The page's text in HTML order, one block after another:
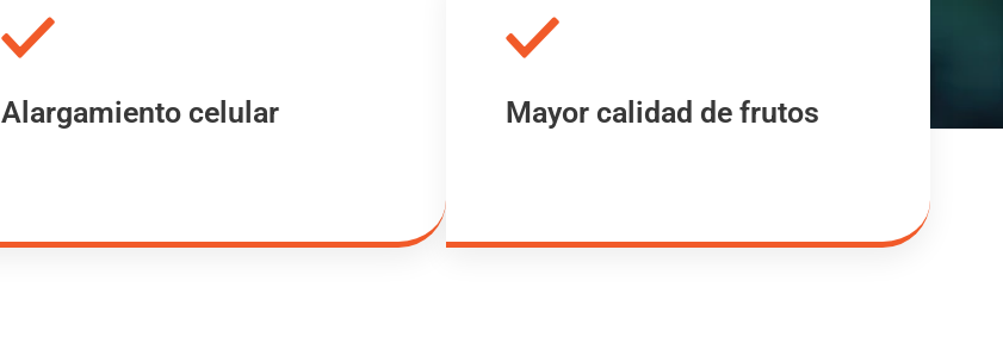
Alargamiento celular Mayor calidad de frutos